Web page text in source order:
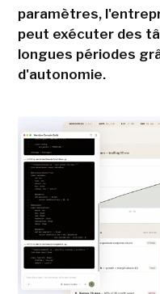
paramètres,
peut exécuter des
longues périodes
d'autonomie.